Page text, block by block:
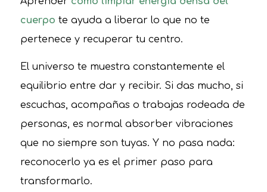
cuerpo te ayuda a liberar lo que no te
pertenece y recuperar tu centro.
El universo te muestra constantemente el
equilibrio entre dar y recibir. Si das mucho, si
escuchas, acompañas o trabajas rodeada de
personas, es normal absorber vibraciones
que no siempre son tuyas. Y no pasa nada:
reconocerlo ya es el primer paso para
transformarlo.